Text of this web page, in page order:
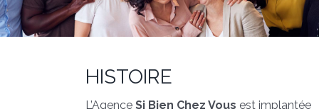
HISTOIRE
L’AgenceSi Bien Chez Vous est implantée